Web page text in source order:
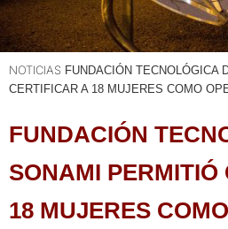
NOTICIAS FUNDACIÓN TECNOLÓGICA
CERTIFICAR A 18 MUJERES COMO
FUNDACIÓN
SONAMI PERMITIÓ
18 MUJERES COMO